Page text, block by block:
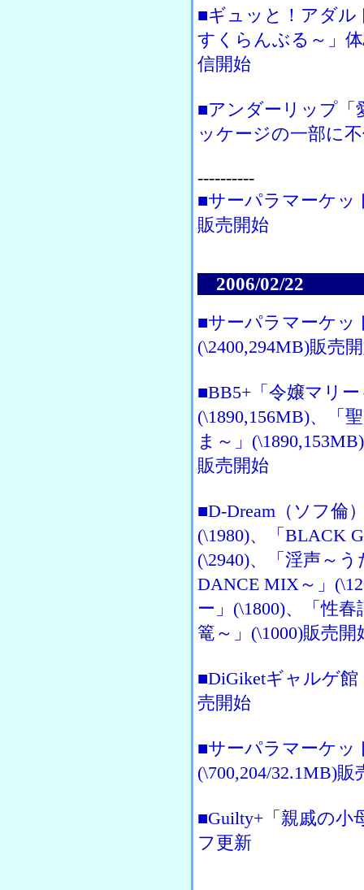
■ギュッと！アダル
すくらんぶる～」
信開始
■アンダーリップ「
ッケージの一部に
----------
■サーパラマーケッ
販売開始
2006/02/22
■サーパラマーケッ
(\2400,294MB)販売
■BB5+「令嬢マリ
(\1890,156MB)、「
ま～」
販売開始
■D-Dream（ソフ倫
(\1980)、「BLACK
(\2940)、「淫声～
DANCE MIX～」
ー」(\1800)、「性
篭～」(\1000)販売開
■DiGiketギャルゲ館
売開始
■サーパラマーケッ
(\700,204/32.1MB)販
■Guilty+「親戚の
フ更新